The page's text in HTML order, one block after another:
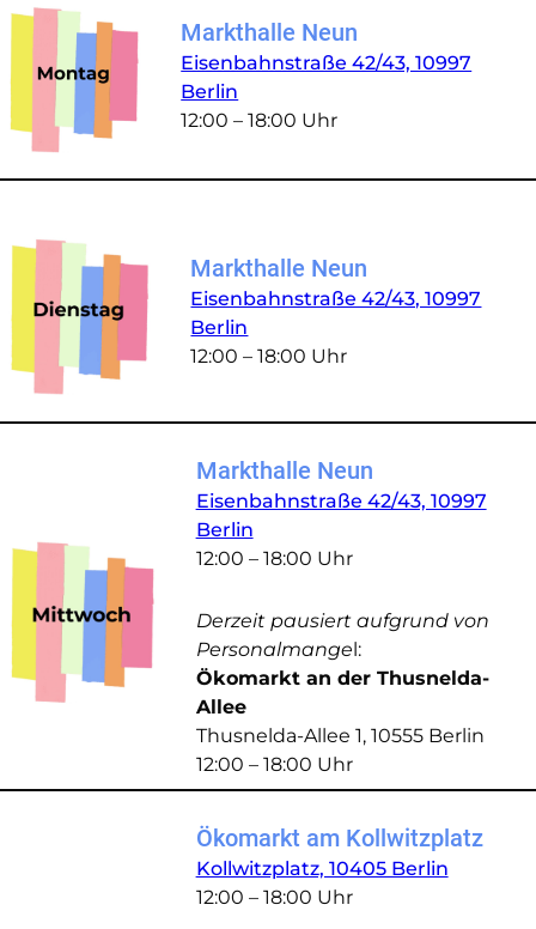
Markthalle Neun
Eisenbahnstraße 42/43, 10997
Berlin
12:00 – 18:00 Uhr
Markthalle Neun
Eisenbahnstraße 42/43, 10997
Berlin
12:00 – 18:00 Uhr
Markthalle Neun
Eisenbahnstraße 42/43, 10997
Berlin
12:00 – 18:00 Uhr
Derzeit pausiert aufgrund von
Personalmangel:
Ökomarkt an der Thusnelda-
Allee
Thusnelda-Allee 1, 10555 Berlin
12:00 – 18:00 Uhr
Ökomarkt am Kollwitzplatz
Kollwitzplatz, 10405 Berlin
12:00 – 18:00 Uhr